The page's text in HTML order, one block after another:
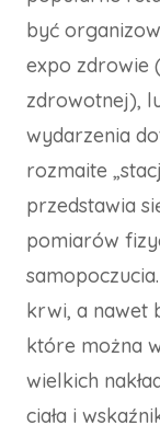
być
expo zdrowie
zdrowotnej),
wydarzenia
rozmaite
przedstawia
pomiarów
krwi, a nawet
które można
wielkich
ciała i